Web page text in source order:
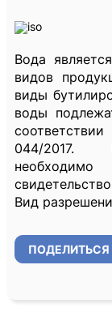
Вода
видов
виды
воды
044/2017.
Вид
ПОДЕЛИТЬСЯ